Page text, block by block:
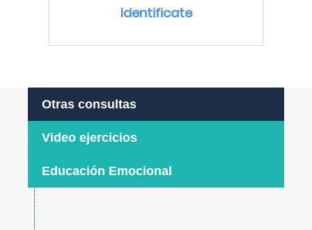
Identificate
Otras consultas
Video ejercicios
Educación Emocional